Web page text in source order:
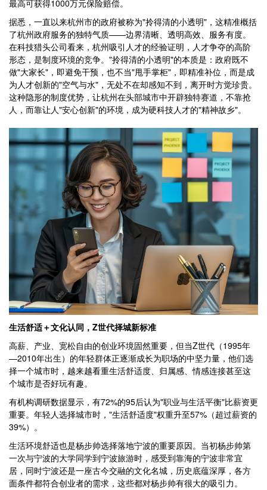
最高可获得1000万元保险赔偿。
据悉，一直以来杭州市的政府被称为"拎得清的小透明"，这精准概括
了杭州政府服务的独特气质——边界清晰、透明高效、服务有度。
在科技猎头公司看来，杭州吸引人才的经验证明，人才争夺的高阶
形态，是制度环境的竞争。"拎得清的小透明"的本质是：政府既不
做"大家长"，即避免干预，也不当"甩手掌柜"，即精准补位，而是成
为人才创新的"空气与水"，无处不在却感知不到，离开时方觉珍贵。
这种隐形的制度优势，让杭州在头部城市中开辟独特赛道，不靠抢
人，而靠让人"安心创新"的环境，成为硬科技人才的"精神故乡"。
生活舒适＋文化认同，Z世代择城新标准
高薪、产业、宽松自由的创业环境固然重要，但当Z世代（1995年
—2010年出生）的年轻群体正逐渐成长为职场的中坚力量，他们选
择一个城市时，越来越看重生活舒适度、归属感、情感连接甚至这
个城市是否好玩有趣。
有机构调研数据显示，有72%的95后认为"职业与生活平衡"比薪资更
重要。年轻人选择城市时，"生活舒适度"权重升至57%（超过薪资的
39%）。
生活环境舒适也是杨步帅选择落地宁波的重要原因。当初杨步帅第
一次与宁波的大学同学到宁波旅游时，感受到靠海的宁波非常宜
居，同时宁波还是一座古今交融的文化名城，历史底蕴深厚，各方
面条件都符合创业者的需求，这些都对杨步帅有很大的吸引力。